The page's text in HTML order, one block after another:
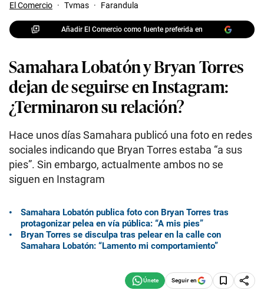
El Comercio · Tvmas · Farandula
Añadir El Comercio como fuente preferida en
Samahara Lobatón y Bryan Torres
dejan de seguirse en Instagram:
¿Terminaron su relación?
Hace unos días Samahara publicó una foto en redes
sociales indicando que Bryan Torres estaba “a sus
pies”. Sin embargo, actualmente ambos no se
siguen en Instagram
Samahara Lobatón publica foto con Bryan Torres tras
protagonizar pelea en vía pública: “A mis pies”
Bryan Torres se disculpa tras pelear en la calle con
Samahara Lobatón: “Lamento mi comportamiento”
Seguir en